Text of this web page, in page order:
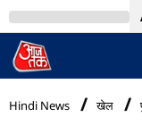
MumbaiTak
Hindi News खेल